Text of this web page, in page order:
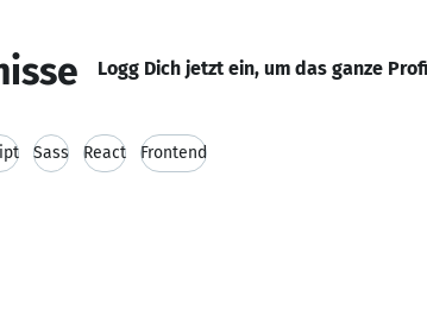
Logg Dich jetzt ein, um das ganze
Sass React Frontend